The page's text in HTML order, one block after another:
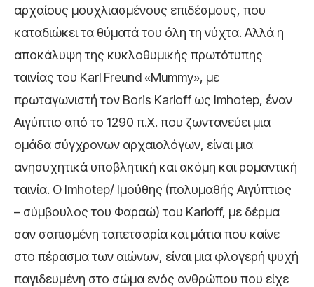
αρχαίους μουχλιασμένους επιδέσμους, που
καταδιώκει τα θύματά του όλη τη νύχτα. Αλλά η
αποκάλυψη της κυκλοθυμικής πρωτότυπης
ταινίας του Karl Freund «Mummy», με
πρωταγωνιστή τον Boris Karloff ως Imhotep, έναν
Αιγύπτιο από το 1290 π.Χ. που ζωντανεύει μια
ομάδα σύγχρονων αρχαιολόγων, είναι μια
ανησυχητικά υποβλητική και ακόμη και ρομαντική
ταινία. Ο Imhotep/ Ιμούθης (πολυμαθής Αιγύπτιος
– σύμβουλος του Φαραώ) του Karloff, με δέρμα
σαν σαπισμένη ταπετσαρία και μάτια που καίνε
στο πέρασμα των αιώνων, είναι μια φλογερή ψυχή
παγιδευμένη στο σώμα ενός ανθρώπου που είχε